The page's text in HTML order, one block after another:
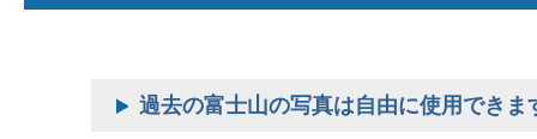
過去の富士山の写真は自由に使用できま